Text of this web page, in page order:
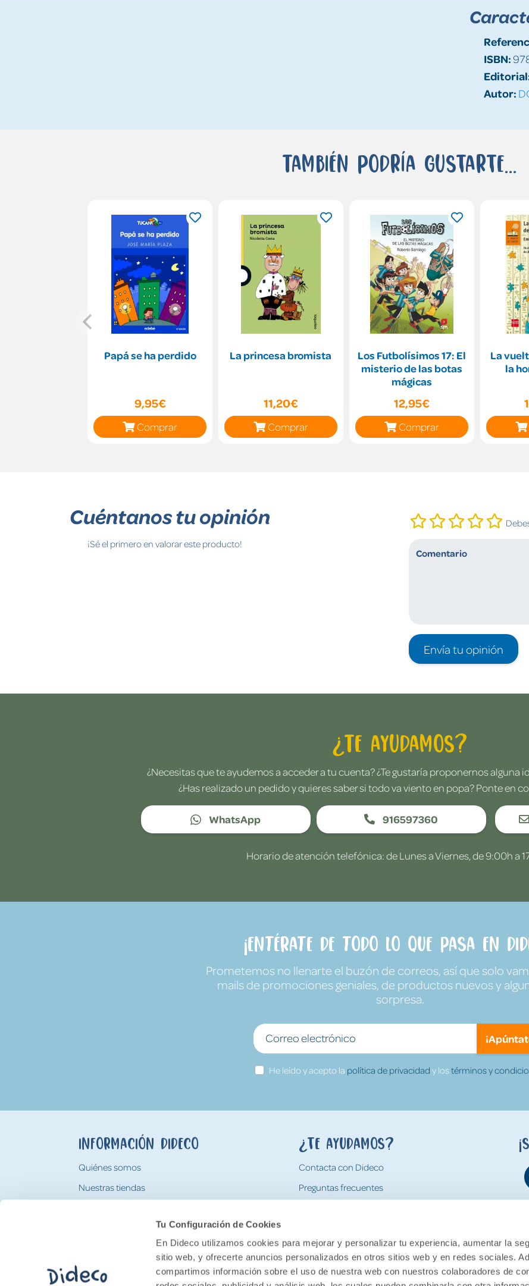
Tu Configuración de Cookies
En Dideco utilizamos cookies para mejorar y personalizar tu experiencia, aumentar la
sitio web, y ofrecerte anuncios personalizados en otros sitios web y en redes sociales.
compartimos información sobre el uso de nuestra web con nuestros colaboradores de
ISBN:
Autor:
También podría gustarte...
Papá se ha perdido
9,95€
Comprar
La princesa bromista
11,20€
Comprar
Los Futbolísimos 17: El
misterio de las botas
mágicas
12,95€
Comprar
La
la
Cuéntanos tu opinión
¡Sé el primero en valorar este producto!
Envía tu opinión
¿Te ayudamos?
¿Necesitas que te ayudemos a acceder a tu cuenta? ¿Te gustaría proponernos alguna
¿Has realizado un pedido y quieres saber si todo va viento en popa? Ponte en
WhatsApp 916597360
Horario de atención telefónica: de Lunes a Viernes, de 9:00h a
¡Entérate de todo lo que pasa en
Prometemos no llenarte el buzón de correos, así que solo
mails de promociones geniales, de productos nuevos y
sorpresa.
He leído y acepto la política de privacidad y lostérminos y
Información Dideco
Quiénes somos
Nuestras tiendas
Tarjeta Regalo Dideco
¿Te ayudamos?
Contacta con Dideco
Preguntas frecuentes
Devoluciones